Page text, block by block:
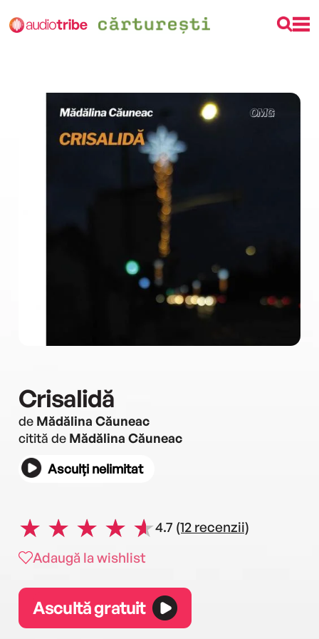
Crisalidă
de Mădălina Căuneac
citită de Mădălina Căuneac
Asculți nelimitat
4.7 (12 recenzii)
Adaugă la wishlist
Ascultă gratuit